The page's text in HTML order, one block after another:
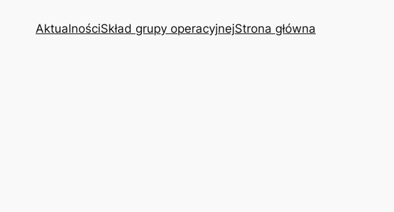
AktualnościSkład grupy operacyjnejStrona główna